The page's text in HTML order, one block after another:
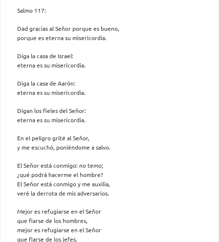
Salmo 117:
Dad gracias al Señor porque es bueno,
porque es eterna su misericordia.
Diga la casa de Israel:
eterna es su misericordia.
Diga la casa de Aarón:
eterna es su misericordia.
Digan los fieles del Señor:
eterna es su misericordia.
En el peligro grité al Señor,
y me escuchó, poniéndome a salvo.
El Señor está conmigo: no temo;
¿qué podrá hacerme el hombre?
El Señor está conmigo y me auxilia,
veré la derrota de mis adversarios.
Mejor es refugiarse en el Señor
que fiarse de los hombres,
mejor es refugiarse en el Señor
que fiarse de los jefes.